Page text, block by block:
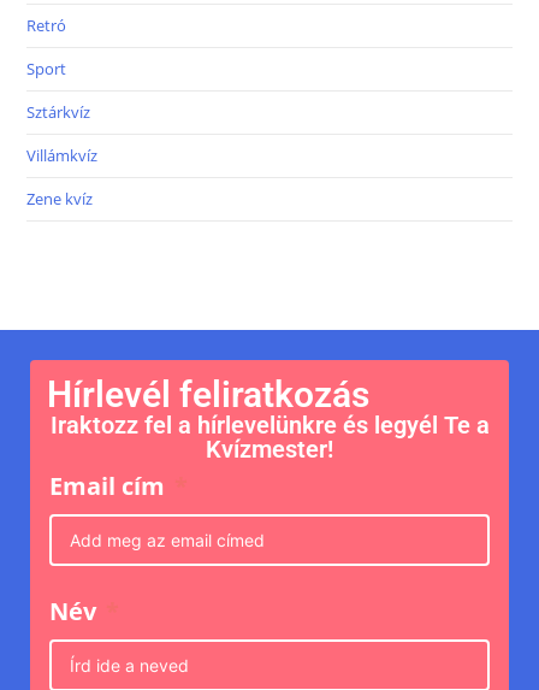
Retró
Sport
Sztárkvíz
Villámkvíz
Zene kvíz
Hírlevél feliratkozás
Iraktozz fel a hírlevelünkre és legyél Te a
Kvízmester!
Email cím
Név